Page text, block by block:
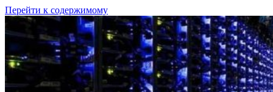
Перейти к содержимому